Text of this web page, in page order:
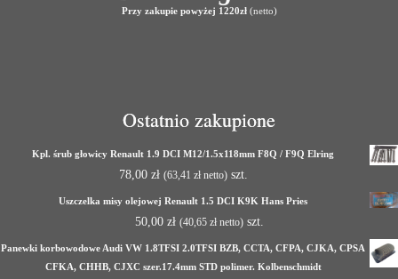
Przy zakupie powyżej 1220zł(netto)
Ostatnio zakupione
Kpl. śrub głowicy Renault 1.9 DCI M12/1.5x118mm F8Q / F9Q Elring
78,00 zł (63,41 złnetto)szt.
Uszczelka misy olejowej Renault 1.5 DCI K9K Hans Pries
50,00 zł (40,65 złnetto)szt.
Panewki korbowodowe Audi VW 1.8TFSI 2.0TFSI BZB, CCTA, CFPA, CJKA, CPSA
CFKA, CHHB, CJXC szer.17.4mm STD polimer. Kolbenschmidt